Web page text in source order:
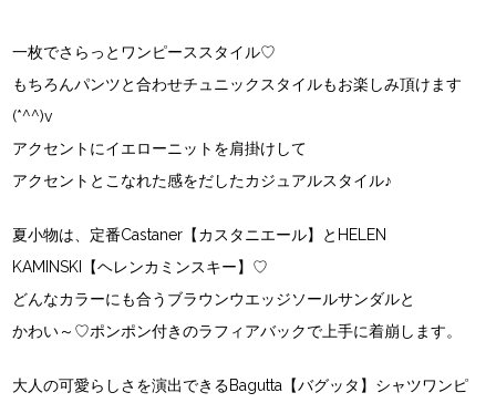
一枚でさらっとワンピーススタイル♡
もちろんパンツと合わせチュニックスタイルもお楽しみ頂けます
(*^^)v
アクセントにイエローニットを肩掛けして
アクセントとこなれた感をだしたカジュアルスタイル♪
夏小物は、定番Castaner【カスタニエール】とHELEN
KAMINSKI【ヘレンカミンスキー】♡
どんなカラーにも合うブラウンウエッジソールサンダルと
かわい～♡ポンポン付きのラフィアバックで上手に着崩します。
大人の可愛らしさを演出できるBagutta【バグッタ】シャツワンピ